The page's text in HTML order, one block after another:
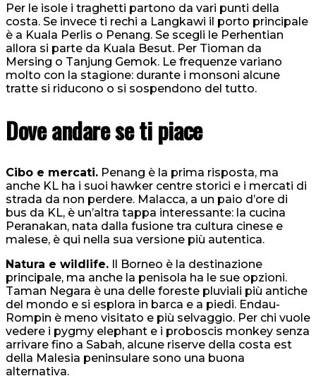
Per le isole i traghetti partono da vari punti della
costa. Se invece ti rechi a Langkawi il porto principale
è a Kuala Perlis o Penang. Se scegli le Perhentian
allora si parte da Kuala Besut. Per Tioman da
Mersing o Tanjung Gemok. Le frequenze variano
molto con la stagione: durante i monsoni alcune
tratte si riducono o si sospendono del tutto.
Dove andare se ti piace
Cibo e mercati. Penang è la prima risposta, ma
anche KL ha i suoi hawker centre storici e i mercati di
strada da non perdere. Malacca, a un paio d’ore di
bus da KL, è un’altra tappa interessante: la cucina
Peranakan, nata dalla fusione tra cultura cinese e
malese, è qui nella sua versione più autentica.
Natura e wildlife. Il Borneo è la destinazione
principale, ma anche la penisola ha le sue opzioni.
Taman Negara è una delle foreste pluviali più antiche
del mondo e si esplora in barca e a piedi. Endau-
Rompin è meno visitato e più selvaggio. Per chi vuole
vedere i pygmy elephant e i proboscis monkey senza
arrivare fino a Sabah, alcune riserve della costa est
della Malesia peninsulare sono una buona
alternativa.